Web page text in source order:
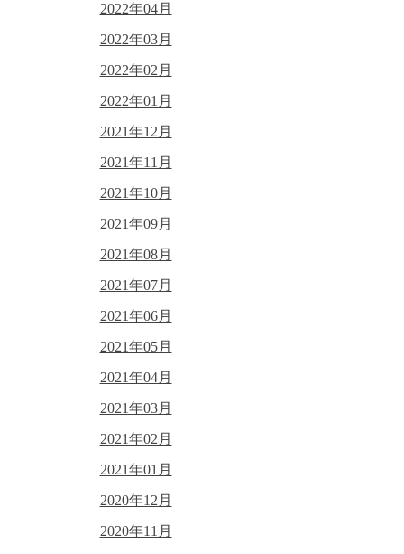
2022年04月
2022年03月
2022年02月
2022年01月
2021年12月
2021年11月
2021年10月
2021年09月
2021年08月
2021年07月
2021年06月
2021年05月
2021年04月
2021年03月
2021年02月
2021年01月
2020年12月
2020年11月